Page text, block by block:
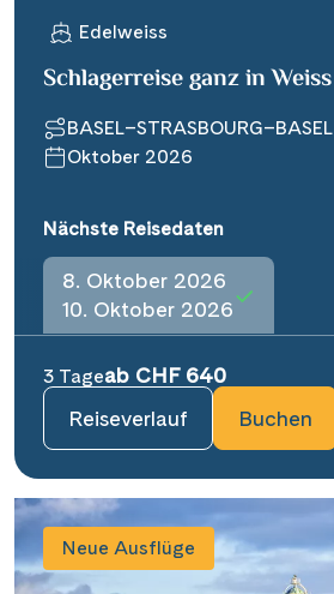
Edelweiss
Schlagerreise ganz in Weiss
BASEL–STRASBOURG–BASEL
Oktober 2026
Nächste Reisedaten
8. Oktober 2026
10. Oktober 2026
3 Tageab CHF 640
Reiseverlauf
Buchen
Neue Ausflüge